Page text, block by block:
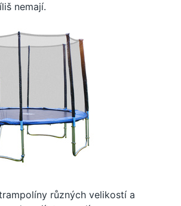
nemají.
různých velikostí a